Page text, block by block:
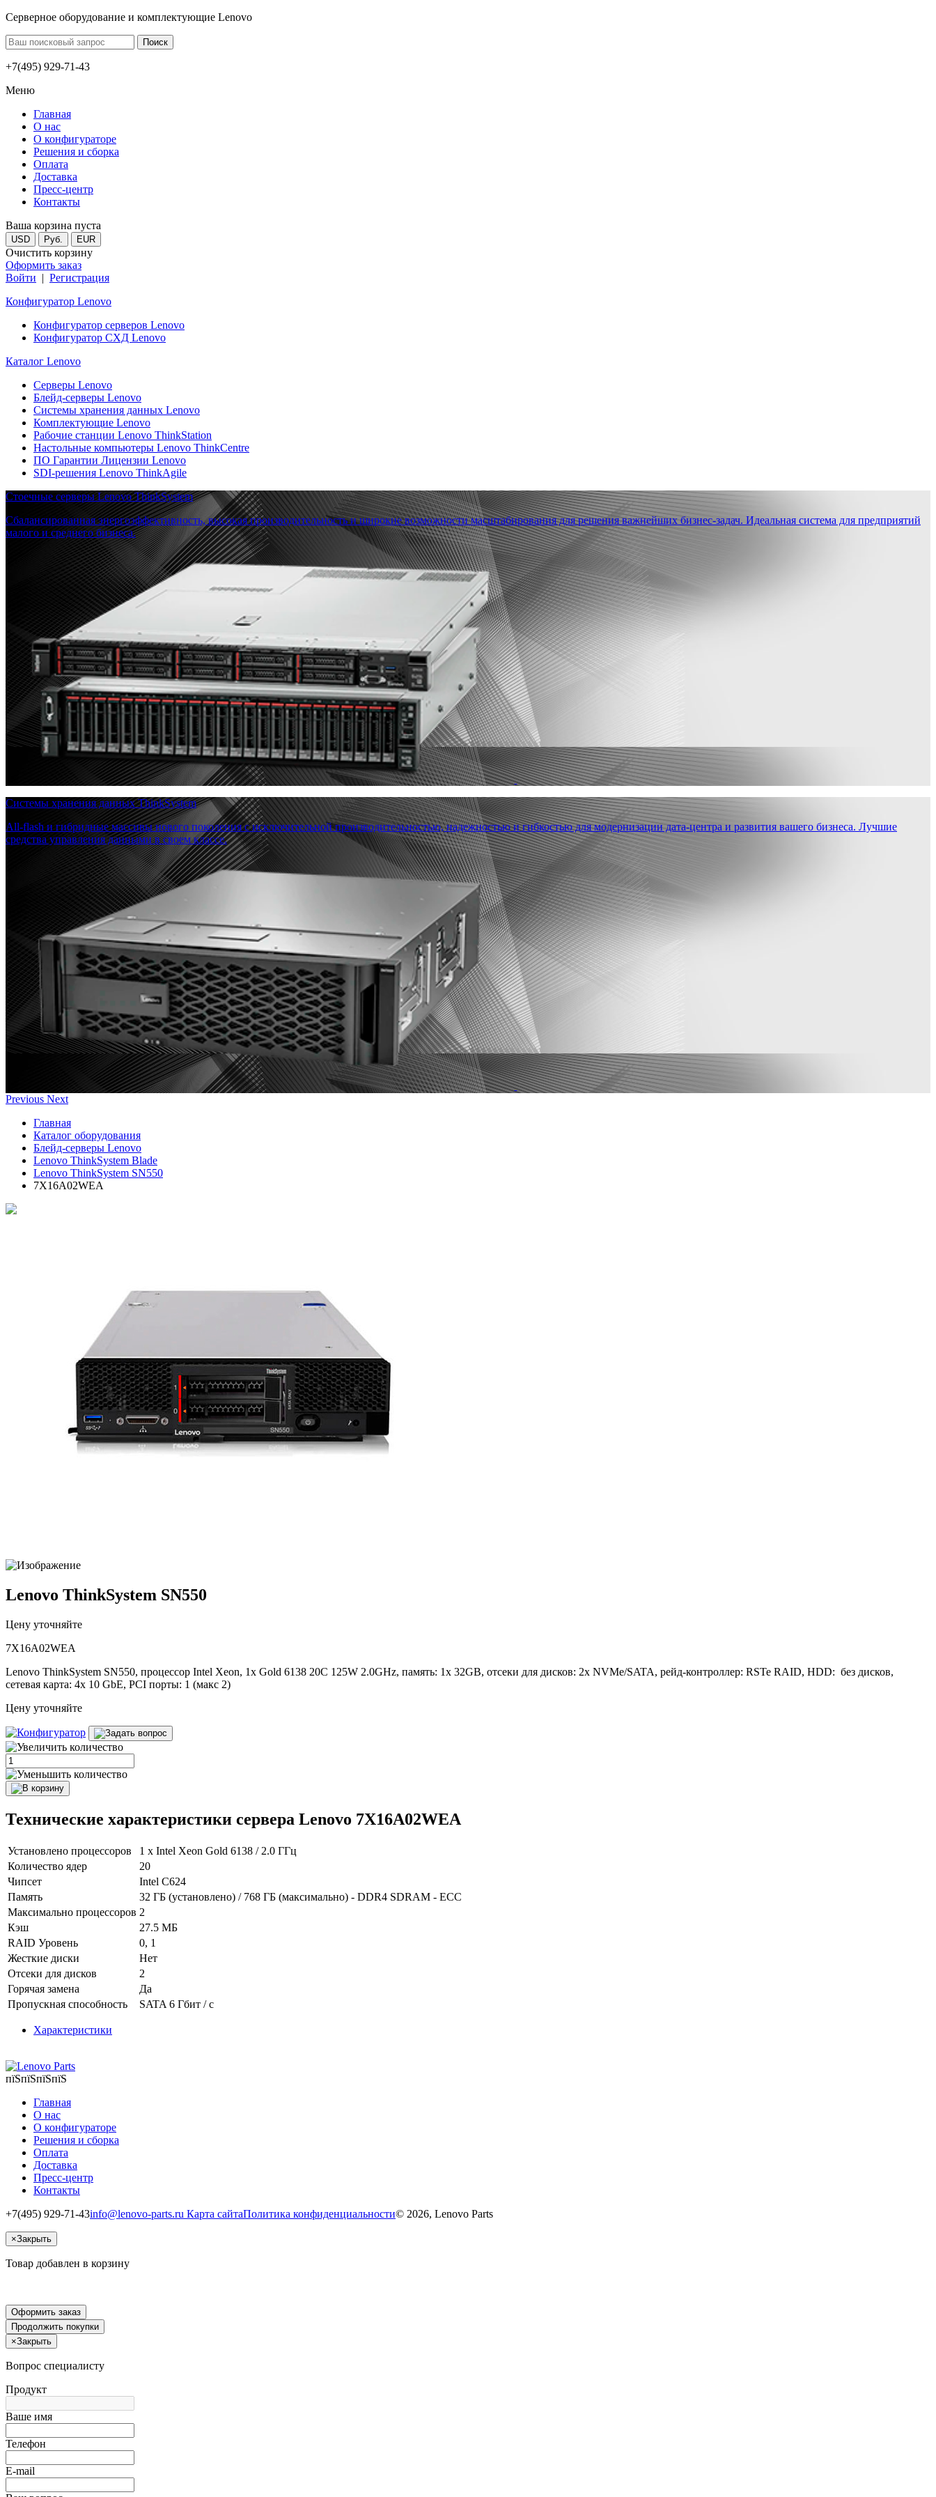
Серверное оборудование и комплектующие Lenovo
+7(495) 929-71-43
Меню
Главная
О нас
О конфигураторе
Решения и сборка
Оплата
Доставка
Пресс-центр
Контакты
Ваша корзина пуста
USD Руб. EUR
Очистить корзину
Оформить заказ
Войти | Регистрация
Конфигуратор Lenovo
Конфигуратор серверов Lenovo
Конфигуратор СХД Lenovo
Каталог Lenovo
Серверы Lenovo
Блейд-серверы Lenovo
Системы хранения данных Lenovo
Комплектующие Lenovo
Рабочие станции Lenovo ThinkStation
Настольные компьютеры Lenovo ThinkCentre
ПО Гарантии Лицензии Lenovo
SDI-решения Lenovo ThinkAgile
Стоечные серверы Lenovo ThinkSystem
Сбалансированная энергоэффективность, высокая производительность и широкие возможности масштабирования для решения важнейших бизнес-задач. Идеальная система для предприятий
малого и среднего бизнеса.
Системы хранения данных ThinkSystem
All-flash и гибридные массивы нового поколения с исключительной производительностью, надежностью и гибкостью для модернизации дата-центра и развития вашего бизнеса. Лучшие
средства управления данными в своем классе.
Previous Next
Главная
Каталог оборудования
Блейд-серверы Lenovo
Lenovo ThinkSystem Blade
Lenovo ThinkSystem SN550
7X16A02WEA
Lenovo ThinkSystem SN550
Цену уточняйте
7X16A02WEA
Lenovo ThinkSystem SN550, процессор Intel Xeon, 1x Gold 6138 20C 125W 2.0GHz, память: 1x 32GB, отсеки для дисков: 2x NVMe/SATA, рейд-контроллер: RSTe RAID, HDD: без дисков,
сетевая карта: 4x 10 GbE, PCI порты: 1 (макс 2)
Цену уточняйте
Технические характеристики сервера Lenovo 7X16A02WEA
Установлено процессоров
1 x Intel Xeon Gold 6138 / 2.0 ГГц
Количество ядер
20
Чипсет
Intel C624
Память
32 ГБ (установлено) / 768 ГБ (максимально) - DDR4 SDRAM - ECC
Максимально процессоров 2
Кэш
27.5 МБ
RAID Уровень
0, 1
Жесткие диски
Нет
Отсеки для дисков
2
Горячая замена
Да
Пропускная способность
SATA 6 Гбит / с
Характеристики
пїЅпїЅпїЅпїЅ
Главная
О нас
О конфигураторе
Решения и сборка
Оплата
Доставка
Пресс-центр
Контакты
+7(495) 929-71-43info@lenovo-parts.ru Карта сайтаПолитика конфиденциальности© 2026, Lenovo Parts
×Закрыть
Товар добавлен в корзину
Оформить заказ
Продолжить покупки
×Закрыть
Вопрос специалисту
Продукт
Ваше имя
Телефон
E-mail